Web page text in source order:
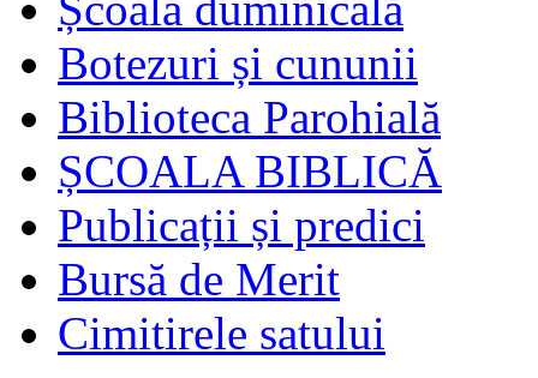
Botezuri și cununii
Biblioteca Parohială
ȘCOALA BIBLICĂ
Publicații și predici
Bursă de Merit
Cimitirele satului